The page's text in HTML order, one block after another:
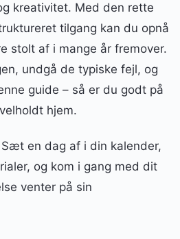
kreativitet. Med den rette
tilgang kan du opnå
stolt af i mange år fremover.
undgå de typiske fejl, og
guide – så er du godt på
hjem.
Sæt en dag af i din kalender,
og kom i gang med dit
venter på sin